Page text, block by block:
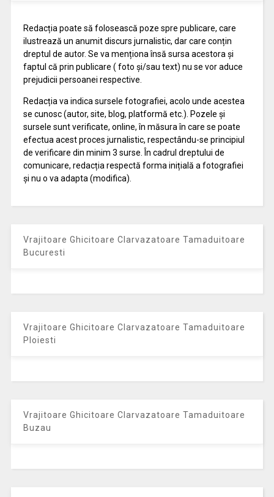
Redacția poate să folosească poze spre publicare, care
ilustrează un anumit discurs jurnalistic, dar care conțin
dreptul de autor. Se va menționa însă sursa acestora și
faptul că prin publicare ( foto și/sau text) nu se vor aduce
prejudicii persoanei respective.
Redacția va indica sursele fotografiei, acolo unde acestea
se cunosc (autor, site, blog, platformă etc.). Pozele și
sursele sunt verificate, online, în măsura în care se poate
efectua acest proces jurnalistic, respectându-se principiul
de verificare din minim 3 surse. În cadrul dreptului de
comunicare, redacția respectă forma inițială a fotografiei
și nu o va adapta (modifica).
Vrajitoare Ghicitoare Clarvazatoare Tamaduitoare
Bucuresti
Vrajitoare Ghicitoare Clarvazatoare Tamaduitoare
Ploiesti
Vrajitoare Ghicitoare Clarvazatoare Tamaduitoare
Buzau